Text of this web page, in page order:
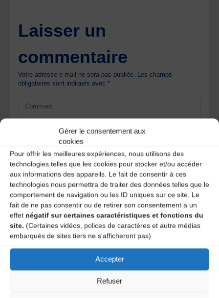
Gérer le consentement aux
cookies
Pour offrir les meilleures expériences, nous utilisons des
technologies telles que les cookies pour stocker et/ou accéder
aux informations des appareils. Le fait de consentir à ces
technologies nous permettra de traiter des données telles que le
comportement de navigation ou les ID uniques sur ce site. Le
fait de ne pas consentir ou de retirer son consentement a un
effet négatif sur certaines caractéristiques et fonctions du
site. (Certaines vidéos, polices de caractères et autre médias
embarqués de sites tiers ne s'afficheront pas)
Accepter
Refuser
Laisser un
commentaire
Votre adresse e-mail ne sera pas publiée. Les champs
obligatoires sont indiqués avec*
Save my name, email, and site URL in my browser for next